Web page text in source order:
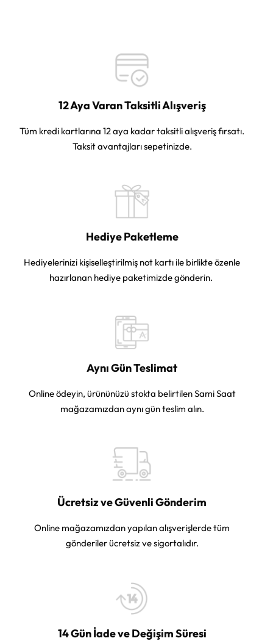
12 Aya Varan Taksitli Alışveriş
Tüm kredi kartlarına 12 aya kadar taksitli alışveriş fırsatı.
Taksit avantajları sepetinizde.
Hediye Paketleme
Hediyelerinizi kişiselleştirilmiş not kartı ile birlikte özenle
hazırlanan hediye paketimizde gönderin.
Aynı Gün Teslimat
Online ödeyin, ürününüzü stokta belirtilen Sami Saat
mağazamızdan aynı gün teslim alın.
Ücretsiz ve Güvenli Gönderim
Online mağazamızdan yapılan alışverişlerde tüm
gönderiler ücretsiz ve sigortalıdır.
14 Gün İade ve Değişim Süresi